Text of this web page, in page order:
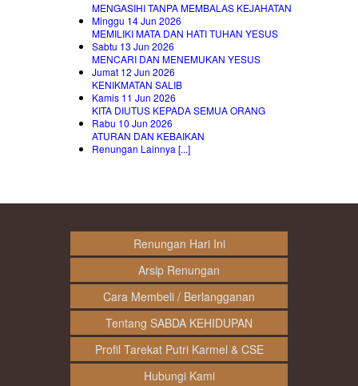
MENGASIHI TANPA MEMBALAS KEJAHATAN
Minggu 14 Jun 2026
MEMILIKI MATA DAN HATI TUHAN YESUS
Sabtu 13 Jun 2026
MENCARI DAN MENEMUKAN YESUS
Jumat 12 Jun 2026
KENIKMATAN SALIB
Kamis 11 Jun 2026
KITA DIUTUS KEPADA SEMUA ORANG
Rabu 10 Jun 2026
ATURAN DAN KEBAIKAN
Renungan Lainnya [...]
Renungan Hari Ini
Arsip Renungan
Cara Membeli / Berlangganan
Tentang SABDA KEHIDUPAN
Profil Tarekat Putri Karmel & CSE
Hubungi Kami